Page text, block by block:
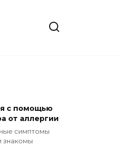
с помощью
от аллергии
симптомы
знакомы